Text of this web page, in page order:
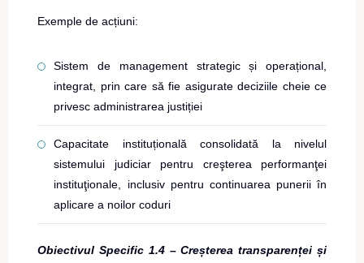
Exemple de acțiuni:
Sistem de management strategic și operațional,
integrat, prin care să fie asigurate deciziile cheie ce
privesc administrarea justiției
Capacitate instituțională consolidată la nivelul
sistemului judiciar pentru creşterea performanţei
instituţionale, inclusiv pentru continuarea punerii în
aplicare a noilor coduri
Obiectivul Specific 1.4 – Creșterea transparenței și